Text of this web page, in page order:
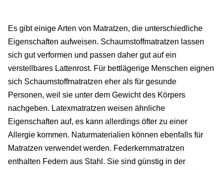
Es gibt einige Arten von Matratzen, die unterschiedliche
Eigenschaften aufweisen. Schaumstoffmatratzen lassen
sich gut verformen und passen daher gut auf ein
verstellbares Lattenrost. Für bettlägerige Menschen eignen
sich Schaumstoffmatratzen eher als für gesunde
Personen, weil sie unter dem Gewicht des Körpers
nachgeben. Latexmatratzen weisen ähnliche
Eigenschaften auf, es kann allerdings öfter zu einer
Allergie kommen. Naturmaterialien können ebenfalls für
Matratzen verwendet werden. Federkernmatratzen
enthalten Federn aus Stahl. Sie sind günstig in der